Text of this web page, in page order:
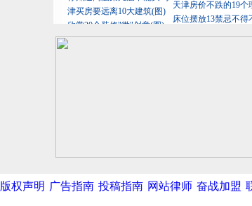
版权声明 广告指南 投稿指南 网站律师 奋战加盟